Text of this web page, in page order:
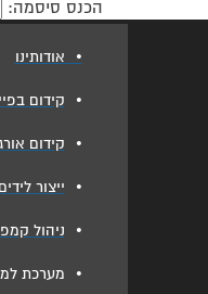
הכנס סיסמה:
• אודותינו
• קידום
• קידום
• ייצור לידים
• ניהול
• מערכת